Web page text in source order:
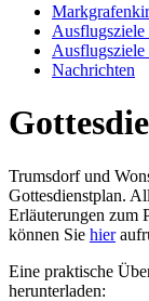
Ausflugsziele
Nachrichten
Trumsdorf und
Gottesdienstplan.
Erläuterungen zum
können Sie hier
Eine praktische
herunterladen: